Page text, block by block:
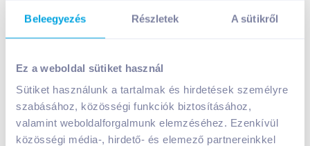
Beleegyezés Részletek A sütikről
Ez a weboldal sütiket használ
Sütiket használunk a tartalmak és hirdetések személyre
szabásához, közösségi funkciók biztosításához,
valamint weboldalforgalmunk elemzéséhez. Ezenkívül
közösségi média-, hirdető- és elemező partnereinkkel
kg
1 690Ft / db
Egységár: 1 690 Ft /kg
Nettó eladási ár: 1 432Ft /db(18% áfa)